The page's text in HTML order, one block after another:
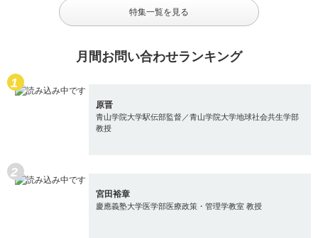
特集一覧を見る
月間お問い合わせランキング
原晋
青山学院大学駅伝部監督／青山学院大学地球社会共生学部
教授
宮田裕章
慶應義塾大学医学部医療政策・管理学教室 教授